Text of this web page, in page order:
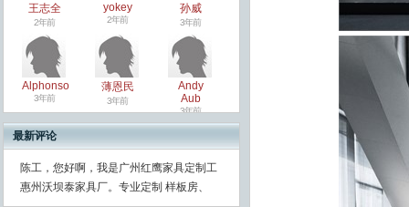
王志全
2年前
yokey
2年前
孙威
3年前
Alphonso
3年前
薄恩民
3年前
Andy
Aub
3年前
最新评论
陈工，您好啊，我是广州红鹰家具定制工
惠州沃坝泰家具厂。专业定制 样板房、